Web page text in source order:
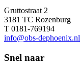
Gruttostraat 2
3181 TC Rozenburg
T 0181-769194
info@obs-dephoenix.nl
Snel naar